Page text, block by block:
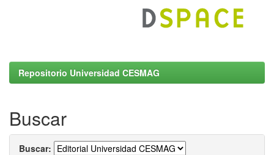
Repositorio Universidad CESMAG
Buscar
Buscar: